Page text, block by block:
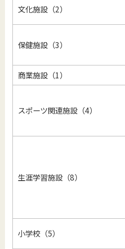
文化施設（2）
保健施設（3）
商業施設（1）
スポーツ関連施設（4）
生涯学習施設（8）
小学校（5）